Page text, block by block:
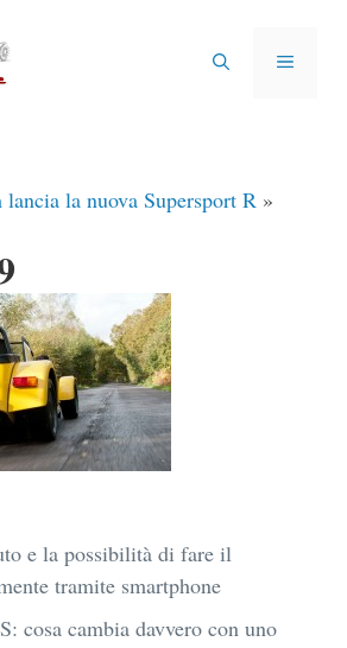
MENU
lancia la nuova Supersport R »
e la possibilità di fare il
tramite smartphone
cosa cambia davvero con uno